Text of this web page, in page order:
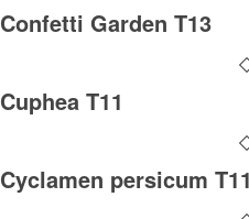
Confetti Garden T13
Cuphea T11
Cyclamen persicum T11